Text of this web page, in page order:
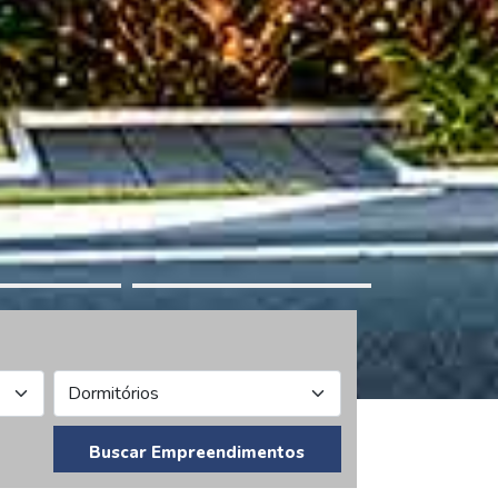
Buscar Empreendimentos